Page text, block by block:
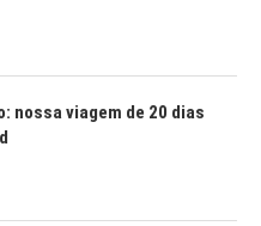
nossa viagem de 20 dias